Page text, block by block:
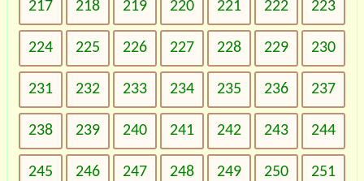
217 218 219 220 221 222 223
224 225 226 227 228 229 230
231 232 233 234 235 236 237
238 239 240 241 242 243 244
245 246 247 248 249 250 251